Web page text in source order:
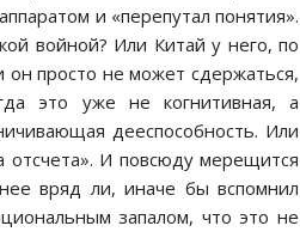
и «перепутал понятия».
войной? Или Китай у него, по
просто не может сдержаться,
это уже не когнитивная, а
дееспособность. Или
отсчета». И повсюду мерещится
вряд ли, иначе бы вспомнил
запалом, что это не